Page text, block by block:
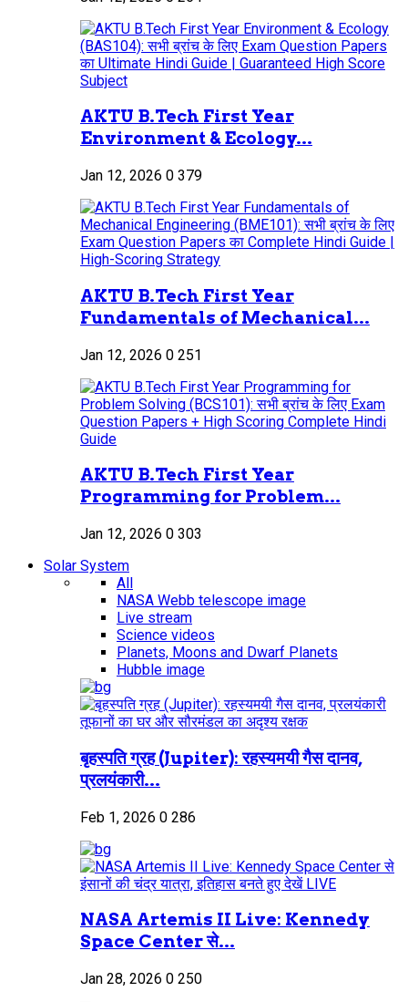
AKTU B.Tech First Year
Environment & Ecology...
Jan 12, 2026 0 379
AKTU B.Tech First Year
Fundamentals of Mechanical...
Jan 12, 2026 0 251
AKTU B.Tech First Year
Programming for Problem...
Jan 12, 2026 0 303
Solar System
All
NASA Webb telescope image
Live stream
Science videos
Planets, Moons and Dwarf Planets
Hubble image
बृहस्पति ग्रह (Jupiter): रहस्यमयी गैस दानव,
प्रलयंकारी...
Feb 1, 2026 0 286
NASA Artemis II Live: Kennedy
Space Center से...
Jan 28, 2026 0 250